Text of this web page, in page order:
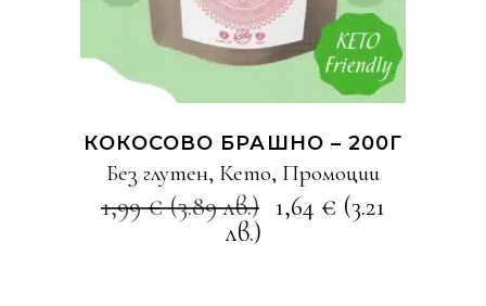
КОКОСОВО БРАШНО – 200Г
Без глутен, Кето, Промоции
1,99€ (3.89 лв.) 1,64 € (3.21
лв.)